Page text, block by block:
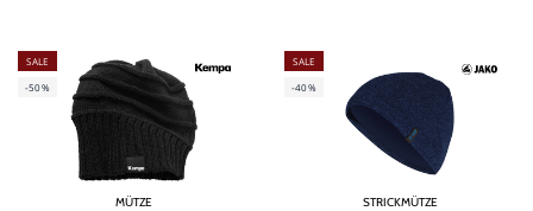
SALE
-50%
MÜTZE
SALE
-40%
STRICKMÜTZE